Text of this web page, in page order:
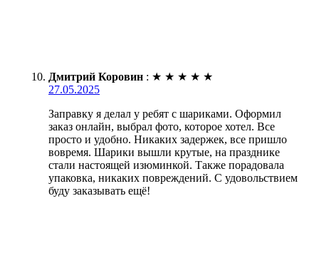
Дмитрий Коровин : ★ ★ ★ ★ ★
27.05.2025
Заправку я делал у ребят с шариками. Оформил
заказ онлайн, выбрал фото, которое хотел. Все
просто и удобно. Никаких задержек, все пришло
вовремя. Шарики вышли крутые, на празднике
стали настоящей изюминкой. Также порадовала
упаковка, никаких повреждений. С удовольствием
буду заказывать ещё!